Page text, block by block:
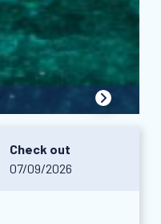
Check out
07/09/2026